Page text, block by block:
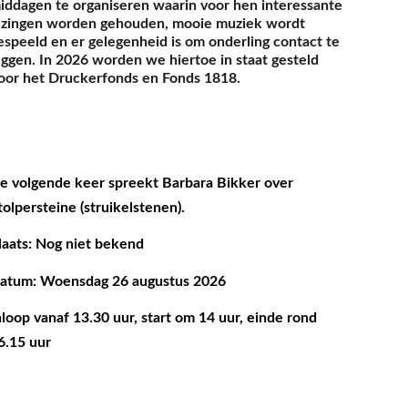
te organiseren waarin voor hen interessante
worden gehouden, mooie muziek wordt
en er gelegenheid is om onderling contact te
In 2026 worden we hiertoe in staat gesteld
het Druckerfonds en Fonds 1818.
volgende keer spreekt Barbara Bikker over
(struikelstenen).
Nog niet bekend
Woensdag 26 augustus 2026
vanaf 13.30 uur, start om 14 uur, einde rond
uur